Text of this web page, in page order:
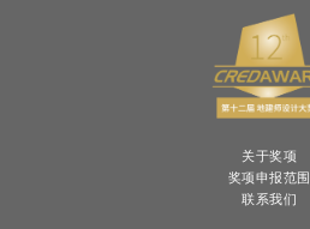
关于奖项
奖项申报范围
联系我们